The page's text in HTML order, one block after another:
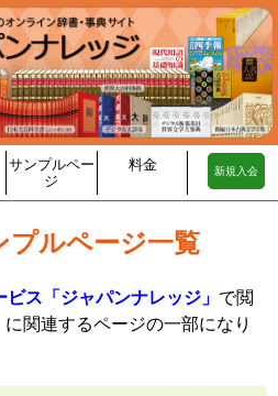
サンプルペー
ジ
料金 新規入会
プルページ一覧
ス「ジャパンナレッジ」 で閲
関連するページの一部になり